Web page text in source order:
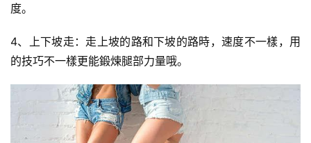
度。
4、上下坡走：走上坡的路和下坡的路時，速度不一樣，用
的技巧不一樣更能鍛煉腿部力量哦。